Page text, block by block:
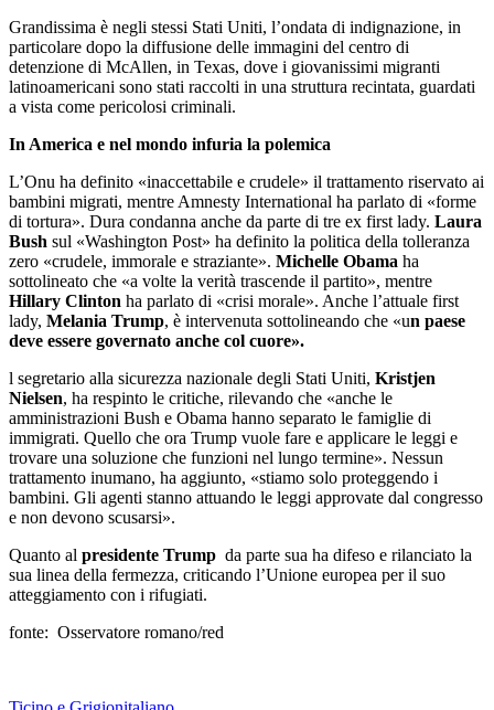
Grandissima è negli stessi Stati Uniti, l’ondata di indignazione, in
particolare dopo la diffusione delle immagini del centro di
detenzione di McAllen, in Texas, dove i giovanissimi migranti
latinoamericani sono stati raccolti in una struttura recintata, guardati
a vista come pericolosi criminali.
In America e nel mondo infuria la polemica
L’Onu ha definito «inaccettabile e crudele» il trattamento riservato ai
bambini migrati, mentre Amnesty International ha parlato di «forme
di tortura». Dura condanna anche da parte di tre ex first lady. Laura
Bush sul «Washington Post» ha definito la politica della tolleranza
zero «crudele, immorale e straziante». Michelle Obama ha
sottolineato che «a volte la verità trascende il partito», mentre
Hillary Clinton ha parlato di «crisi morale». Anche l’attuale first
lady, Melania Trump, è intervenuta sottolineando che «un paese
deve essere governato anche col cuore».
l segretario alla sicurezza nazionale degli Stati Uniti, Kristjen
Nielsen, ha respinto le critiche, rilevando che «anche le
amministrazioni Bush e Obama hanno separato le famiglie di
immigrati. Quello che ora Trump vuole fare e applicare le leggi e
trovare una soluzione che funzioni nel lungo termine». Nessun
trattamento inumano, ha aggiunto, «stiamo solo proteggendo i
bambini. Gli agenti stanno attuando le leggi approvate dal congresso
e non devono scusarsi».
Quanto al presidente Trump da parte sua ha difeso e rilanciato la
sua linea della fermezza, criticando l’Unione europea per il suo
atteggiamento con i rifugiati.
fonte: Osservatore romano/red